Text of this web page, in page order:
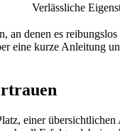
Verlässliche
denen es
eine kurze Anleitung
einer